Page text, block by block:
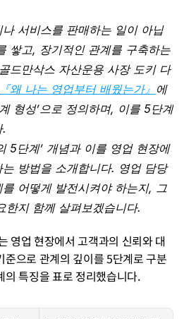
서비스를 판매하는 일이 아닙
쌓고, 장기적인 관계를 구축하는
드만삭스 자산운용 사장 도키 다
『왜 나는 영업부터 배웠는가』 에
형성’으로 정의하며, 이를 5단계
5단계’ 개념과 이를 영업 현장에
방법을 소개합니다. 영업 담당
어떻게 발전시켜야 하는지, 그
한지 함께 살펴보겠습니다.
영업 현장에서 고객과의 신뢰와 대
으로 관계의 깊이를 5단계로 구분
특징을 표로 정리했습니다.